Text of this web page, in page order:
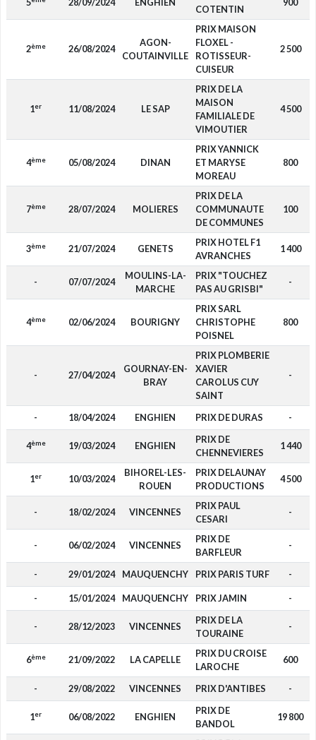
COTENTIN
2ème 26/08/2024
AGON-
COUTAINVILLE
PRIX MAISON
FLOXEL -
ROTISSEUR-
CUISEUR
2 500
1er 11/08/2024 LE SAP
PRIX DE LA
MAISON
FAMILIALE DE
VIMOUTIER
4 500
4ème 05/08/2024 DINAN
PRIX YANNICK
ET MARYSE
MOREAU
800
7ème 28/07/2024 MOLIERES
PRIX DE LA
COMMUNAUTE
DE COMMUNES
100
3ème 21/07/2024 GENETS
PRIX HOTEL F1
AVRANCHES
1 400
- 07/07/2024
MOULINS-LA-
MARCHE
PRIX "TOUCHEZ
PAS AU GRISBI"
-
4ème 02/06/2024 BOURIGNY
PRIX SARL
CHRISTOPHE
POISNEL
800
- 27/04/2024
GOURNAY-EN-
BRAY
PRIX PLOMBERIE
XAVIER
CAROLUS CUY
SAINT
-
- 18/04/2024 ENGHIEN PRIX DE DURAS -
4ème 19/03/2024 ENGHIEN
PRIX DE
CHENNEVIERES
1 440
1er 10/03/2024
BIHOREL-LES-
ROUEN
PRIX DELAUNAY
PRODUCTIONS
4 500
- 18/02/2024 VINCENNES
PRIX PAUL
CESARI
-
- 06/02/2024 VINCENNES
PRIX DE
BARFLEUR
-
- 29/01/2024 MAUQUENCHY PRIX PARIS TURF -
- 15/01/2024 MAUQUENCHY PRIX JAMIN -
- 28/12/2023 VINCENNES
PRIX DE LA
TOURAINE
-
6ème 21/09/2022 LA CAPELLE
PRIX DU CROISE
LAROCHE
600
- 29/08/2022 VINCENNES PRIX D'ANTIBES -
1er 06/08/2022 ENGHIEN
PRIX DE
BANDOL
19 800